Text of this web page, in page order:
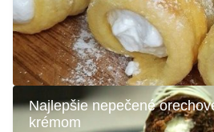
Najlepšie nepečené
krémom